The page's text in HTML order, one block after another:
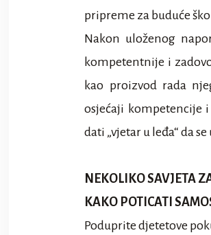
pripreme za buduće
Nakon uloženog
kompetentnije i
kao proizvod rada
osjećaji kompetencije
dati „vjetar u leđa“ da
NEKOLIKO SAVJETA
KAKO POTICATI
Poduprite djetetove